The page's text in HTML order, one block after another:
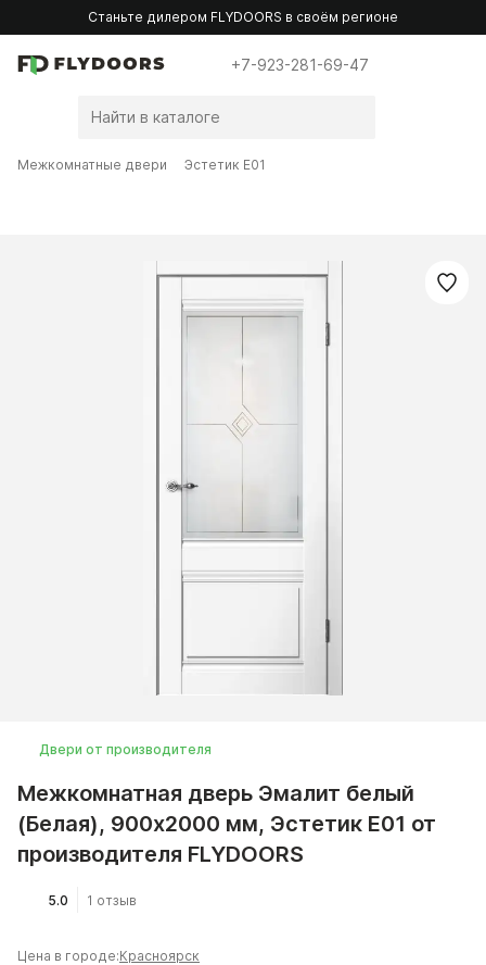
Станьте дилером FLYDOORS в своём регионе
+7-923-281-69-47
Межкомнатные двери Эстетик E01
Двери от производителя
Межкомнатная дверь Эмалит белый
(Белая), 900x2000 мм, Эстетик E01 от
производителя FLYDOORS
5.0 1 отзыв
Цена в городе:Красноярск